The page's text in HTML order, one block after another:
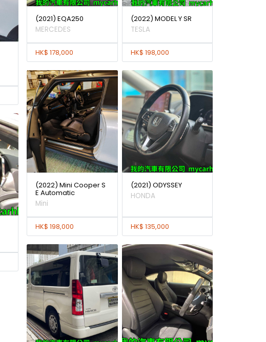
(2021) EQA250
MERCEDES
HK$ 178,000
(2022) MODEL Y SR
TESLA
HK$ 198,000
(2022) Mini Cooper S
E Automatic
Mini
HK$ 198,000
(2021) ODYSSEY
HONDA
HK$ 135,000